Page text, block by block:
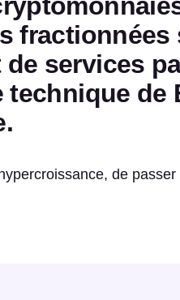
fractionnées
services
technique de
de